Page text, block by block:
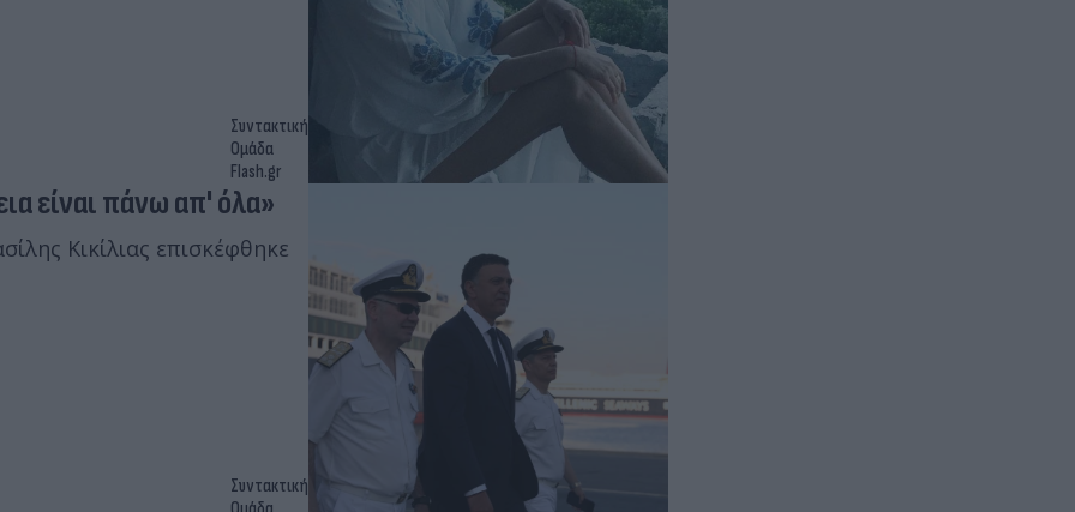
Συντακτική
Ομάδα
Flash.gr
είναι πάνω απ' όλα»
Κικίλιας επισκέφθηκε
Συντακτική